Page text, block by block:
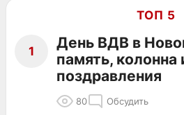
ТОП 5
1
День ВДВ в
память, колонна
поздравления
80 Обсудить